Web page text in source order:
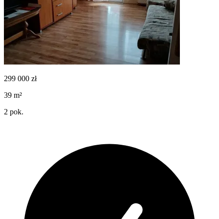
299 000 zł
39 m²
2 pok.